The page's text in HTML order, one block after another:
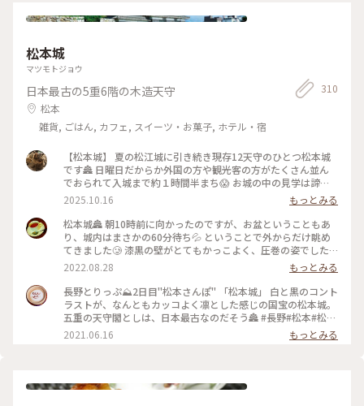
松本城
マツモトジョウ
日本最古の5重6階の木造天守
松本
雑貨, ごはん, カフェ, スイーツ・お菓子, ホテル・宿
310
【松本城】 夏の松江城に引き続き現存12天守のひとつ松本城
です🏯 日曜日だからか外国の方や観光客の方がたくさん並ん
でおられて入城まで約１時間半まち😱 お城の中の見学は諦め
て外観のみ堪能してきました 現存12天守のうち五重天守が見
れるのは姫路城と松本城のみ👀 別名が深志城の6階建のかっこ
いい黒いお城です✨ 黒いから烏城🐦‍⬛とも呼ばれているんです
がそれは60年前くらいにバスガイドさんが言いはじめたそうで
正式な別名ではないそうです😳 やはりお堀とおっきい天守閣
って絵になりますよねぇ☺️ お城の近くでコスモスが咲いてい
るのも見つけました🌸秋ですねぇ🍂 （2025.9.21） #現存12天
守 #国宝5城 #国宝 #お城 #秋の信州推し事の旅2025 #秋の装い
#松本 #ことりっぷ長野
2025.10.16
もっとみる
松本城🏯 朝10時前に向かったのですが、お盆ということもあ
り、城内はまさかの60分待ち💦 ということで外からだけ眺め
てきました🥲 漆黒の壁がとてもかっこよく、圧巻の姿でした✨
最寄りのバス停を降りると、お堀に白鳥がいました🦢 (来訪
日:8月中旬) #松本 #松本城 #城 #風景 #景色 #ことりっぷ長野
#Myことりっぷ #私のことりっぷ2022
2022.08.28
もっとみる
長野とりっぷ⛰2日目"松本さんぽ" 「松本城」 白と黒のコント
ラストが、なんともカッコよく凛とした感じの国宝の松本城。
五重の天守閣としは、日本最古なのだそう🏯 #長野#松本#松本
城#ライトアップ#自然にふれる
2021.06.16 もっとみる